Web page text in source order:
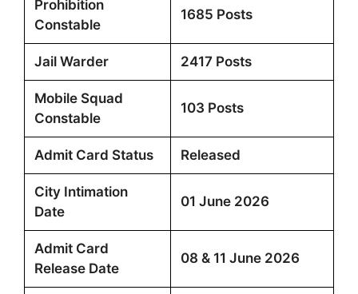
Prohibition
Constable
1685 Posts
Jail Warder 2417 Posts
Mobile Squad
Constable
103 Posts
Admit Card Status Released
City Intimation
Date
01 June 2026
Admit Card
Release Date
08 & 11 June 2026